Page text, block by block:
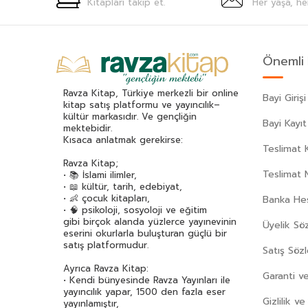
Ahmet Ümit
(69)
Akif Manaf(46)
Alexandr Sergeyeviç Puşkin(49)
Alexandre Dumas(113)
Alfred Adler(63)
Ali Erkan Kavaklı(33)
Ali Haydar Haksal
(53)
Alphonse Daudet
Andre Gide(43)
Anita Ganeri(32)
Anonim(301)
Antoine De Saint Exupery (174)
Arif Pamuk(45)
Aristoteles (Aristo)(91)
Ravza Kitap, Türkiye merkezli bir online
kitap satış platformu ve yayıncılık–
kültür markasıdır. Ve gençliğin
mektebidir.
Kısaca anlatmak gerekirse:
Ravza Kitap;
• 📚 İslami ilimler,
• 📖 kültür, tarih, edebiyat,
• 👶 çocuk kitapları,
• 🧠 psikoloji, sosyoloji ve eğitim
gibi birçok alanda yüzlerce yayınevinin
eserini okurlarla buluşturan güçlü bir
satış platformudur.
Ayrıca Ravza Kitap:
• Kendi bünyesinde Ravza Yayınları ile
yayıncılık yapar, 1500 den fazla eser
yayınlamıştır,
Bayi Girişi
Bayi Kayıt
Teslimat
Teslimat
Banka
Üyelik
Satış
Garanti
Gizlilik